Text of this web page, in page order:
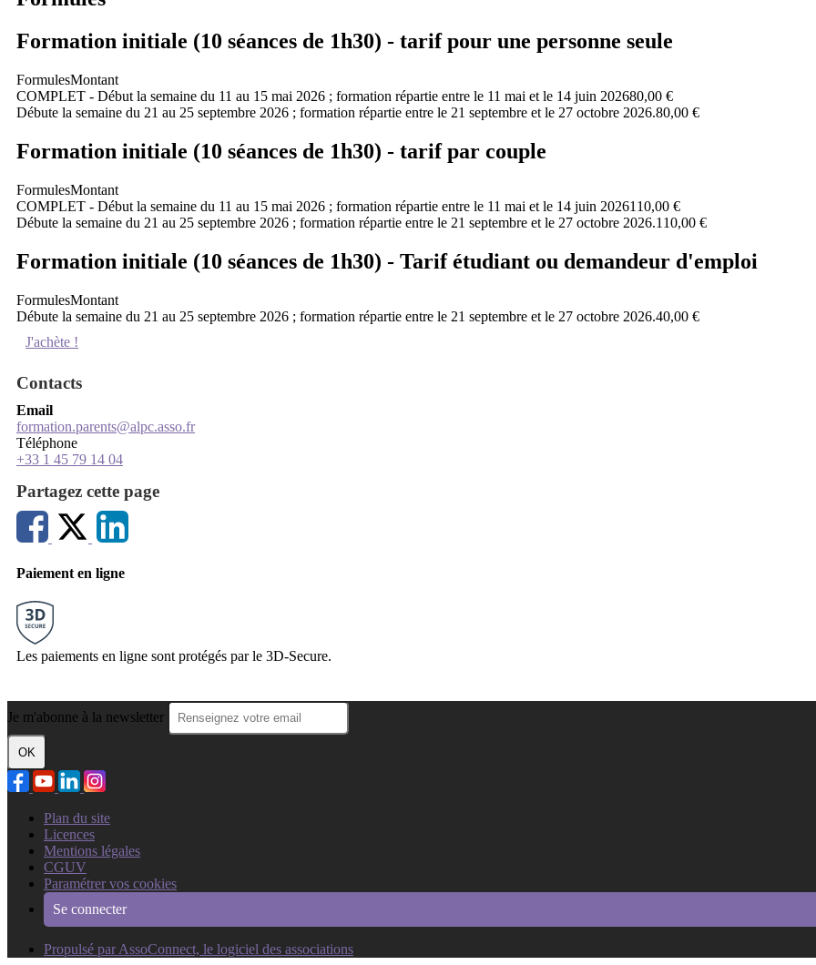
Formation initiale (10 séances de 1h30) - tarif pour une personne seule
FormulesMontant
COMPLET - Début la semaine du 11 au 15 mai 2026 ; formation répartie entre le 11 mai et le 14 juin 202680,00 €
Débute la semaine du 21 au 25 septembre 2026 ; formation répartie entre le 21 septembre et le 27 octobre 2026.80,00 €
Formation initiale (10 séances de 1h30) - tarif par couple
FormulesMontant
COMPLET - Début la semaine du 11 au 15 mai 2026 ; formation répartie entre le 11 mai et le 14 juin 2026110,00 €
Débute la semaine du 21 au 25 septembre 2026 ; formation répartie entre le 21 septembre et le 27 octobre 2026.110,00 €
Formation initiale (10 séances de 1h30) - Tarif étudiant ou demandeur d'emploi
FormulesMontant
Débute la semaine du 21 au 25 septembre 2026 ; formation répartie entre le 21 septembre et le 27 octobre 2026.40,00 €
J'achète !
Contacts
Email
formation.parents@alpc.asso.fr
Téléphone
+33 1 45 79 14 04
Partagez cette page
Paiement en ligne
Les paiements en ligne sont protégés par le 3D-Secure.
Je m'abonne à la newsletter
OK
Plan du site
Licences
Mentions légales
CGUV
Paramétrer vos cookies
Se connecter
Propulsé par AssoConnect, le logiciel des associations